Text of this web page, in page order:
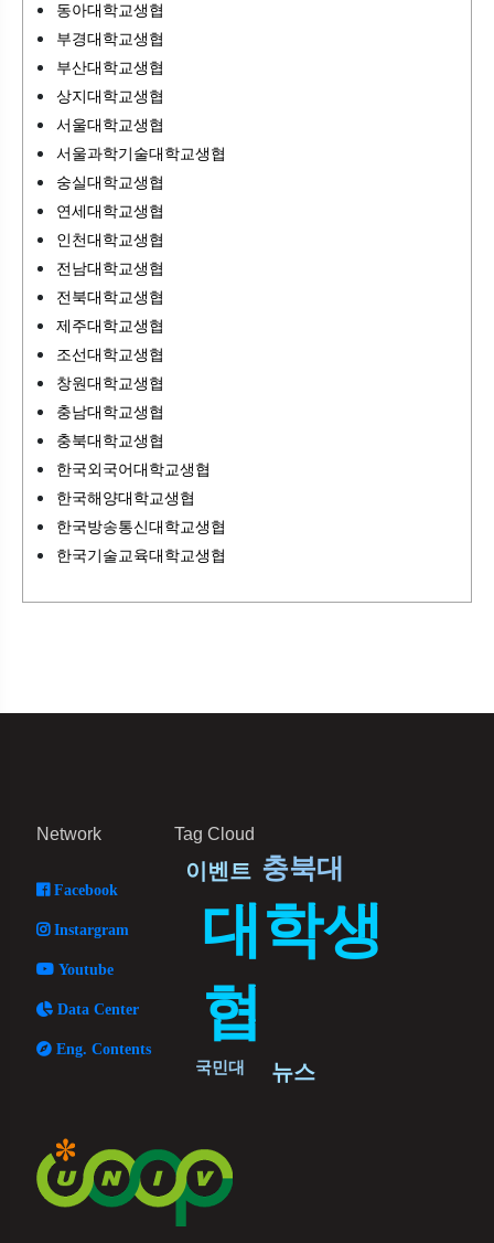
동아대학교생협
부경대학교생협
부산대학교생협
상지대학교생협
서울대학교생협
서울과학기술대학교생협
숭실대학교생협
연세대학교생협
인천대학교생협
전남대학교생협
전북대학교생협
제주대학교생협
조선대학교생협
창원대학교생협
충남대학교생협
충북대학교생협
한국외국어대학교생협
한국해양대학교생협
한국방송통신대학교생협
한국기술교육대학교생협
Network
Facebook
Instargram
Youtube
Data Center
Eng. Contents
Tag Cloud
대학생
협
충북대
뉴스
이벤트
국민대